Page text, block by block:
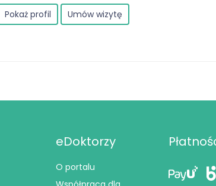
Pokaż profil Umów wizytę
eDoktorzy
O portalu